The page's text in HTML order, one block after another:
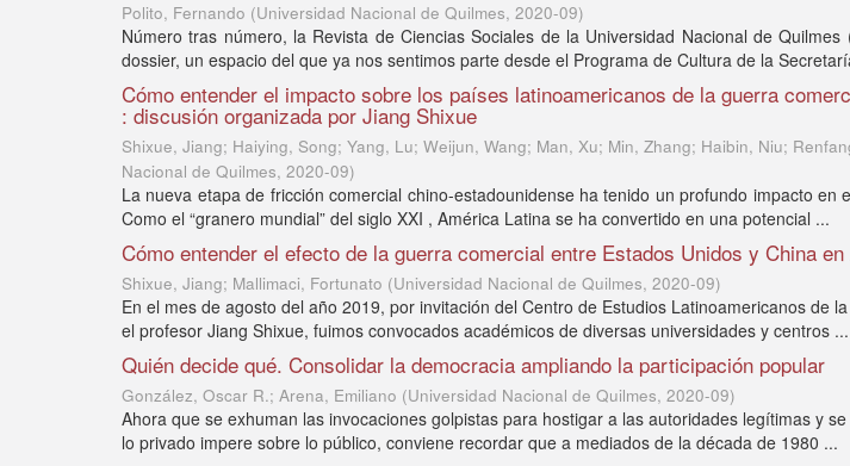
Polito, Fernando (Universidad Nacional de Quilmes, 2020-09)
Número tras número, la Revista de Ciencias Sociales de la Universidad Nacional de
dossier, un espacio del que ya nos sentimos parte desde el Programa de Cultura de la
Cómo entender el impacto sobre los países latinoamericanos de la guerra
: discusión organizada por Jiang Shixue
Shixue, Jiang; Haiying, Song; Yang, Lu; Weijun, Wang; Man, Xu; Min, Zhang; Haibin, Niu;
Nacional de Quilmes, 2020-09)
La nueva etapa de fricción comercial chino-estadounidense ha tenido un profundo impacto en
Como el “granero mundial” del siglo XXI , América Latina se ha convertido en una potencial ...
Cómo entender el efecto de la guerra comercial entre Estados Unidos y China
Shixue, Jiang; Mallimaci, Fortunato (Universidad Nacional de Quilmes, 2020-09)
En el mes de agosto del año 2019, por invitación del Centro de Estudios Latinoamericanos de
el profesor Jiang Shixue, fuimos convocados académicos de diversas universidades y centros ...
Quién decide qué. Consolidar la democracia ampliando la participación popular
González, Oscar R.; Arena, Emiliano (Universidad Nacional de Quilmes, 2020-09)
Ahora que se exhuman las invocaciones golpistas para hostigar a las autoridades legítimas y
lo privado impere sobre lo público, conviene recordar que a mediados de la década de 1980 ...